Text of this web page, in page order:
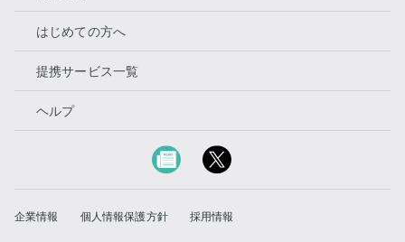
はじめての方へ
提携サービス一覧
ヘルプ
企業情報 個人情報保護方針 採用情報